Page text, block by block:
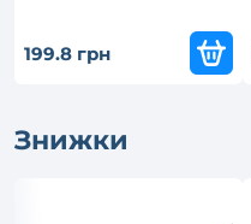
199.8 грн
Знижки